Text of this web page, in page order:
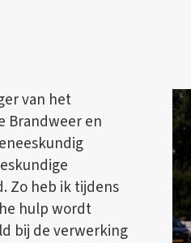
van het
Brandweer en
Zo heb ik tijdens
hulp wordt
bij de verwerking